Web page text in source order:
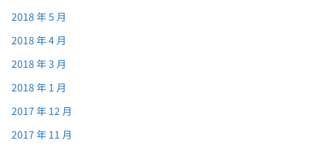
2018 年 5 月
2018 年 4 月
2018 年 3 月
2018 年 1 月
2017 年 12 月
2017 年 11 月